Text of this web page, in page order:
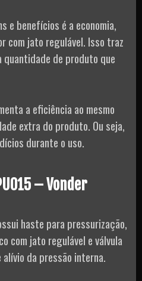
e benefícios é a economia,
com jato regulável. Isso traz
de produto que
a eficiência ao mesmo
extra do produto. Ou seja,
durante o uso.
– Vonder
haste para pressurização,
com jato regulável e válvula
alívio da pressão interna.